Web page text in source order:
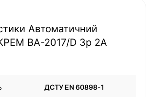
Автоматичний
ВА-2017/D 3р 2А
ДСТУ EN 60898-1